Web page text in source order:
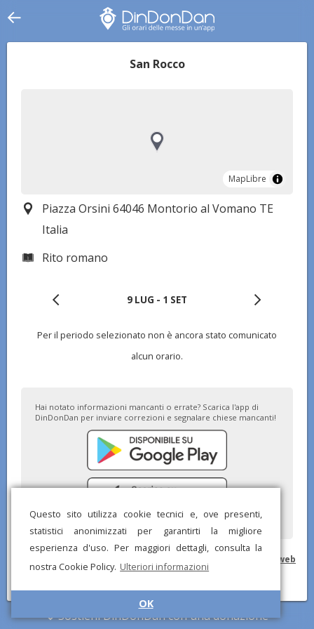
Questo sito utilizza cookie tecnici e, ove presenti,
statistici anonimizzati per garantirti la migliore
esperienza d'uso. Per maggiori dettagli, consulta la
nostra Cookie Policy. Ulteriori informazioni
OK
San Rocco
MapLibre
MapLibre
Piazza Orsini 64046 Montorio al Vomano TE
Italia
Rito romano
9 LUG - 1 SET
Per il periodo selezionato non è ancora stato comunicato
alcun orario.
Hai notato informazioni mancanti o errate? Scarica l'app di
DinDonDan per inviare correzioni e segnalare chiese mancanti!
Inserisci sul tuo sito web
Sostieni DinDonDan con una donazione